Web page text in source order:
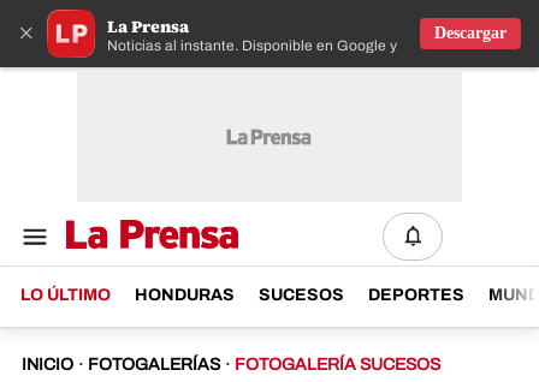
× La Prensa
Noticias al instante. Disponible en Google y IOS
Descargar
LO ÚLTIMO HONDURAS SUCESOS DEPORTES
INICIO · FOTOGALERÍAS · FOTOGALERÍA SUCESOS